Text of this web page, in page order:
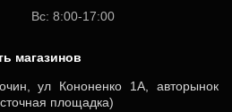
Вс: 8:00-17:00
магазинов
ул Кононенко 1А, авторынок
площадка)